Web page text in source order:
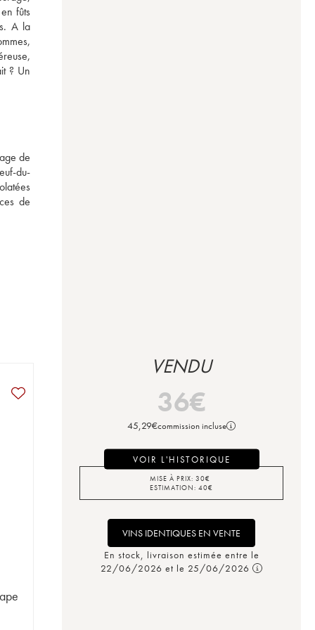
fûts
A la
? Un
de
du-
de
VENDU
36€
45,29€commission incluse
VOIR L'HISTORIQUE
MISE À PRIX: 30€
ESTIMATION: 40€
VINS IDENTIQUES EN VENTE
En stock, livraison estimée entre le
22/06/2026 et le 25/06/2026